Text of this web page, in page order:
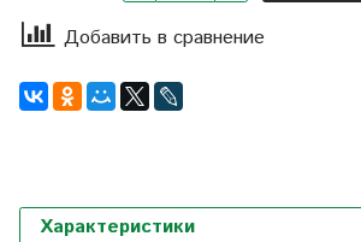
Добавить в сравнение
Характеристики